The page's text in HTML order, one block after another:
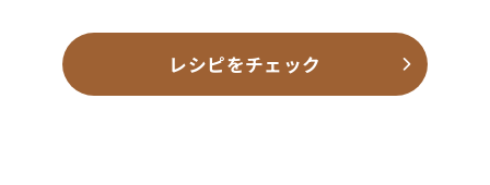
レシピをチェック